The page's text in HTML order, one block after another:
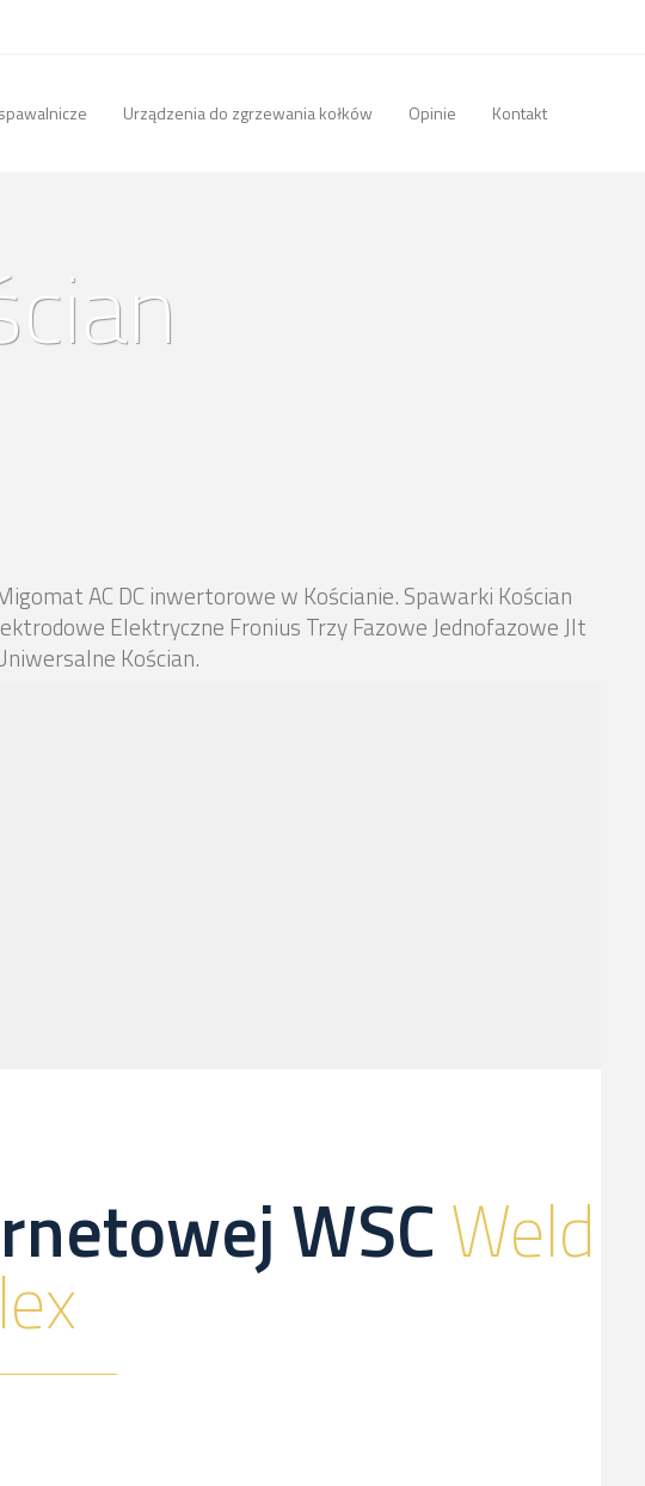
Urządzenia do zgrzewania kołków Opinie Kontakt
AC DC inwertorowe w Kościanie. Spawarki Kościan
Elektryczne Fronius Trzy Fazowe Jednofazowe Jlt
Kościan.
WSCWeld